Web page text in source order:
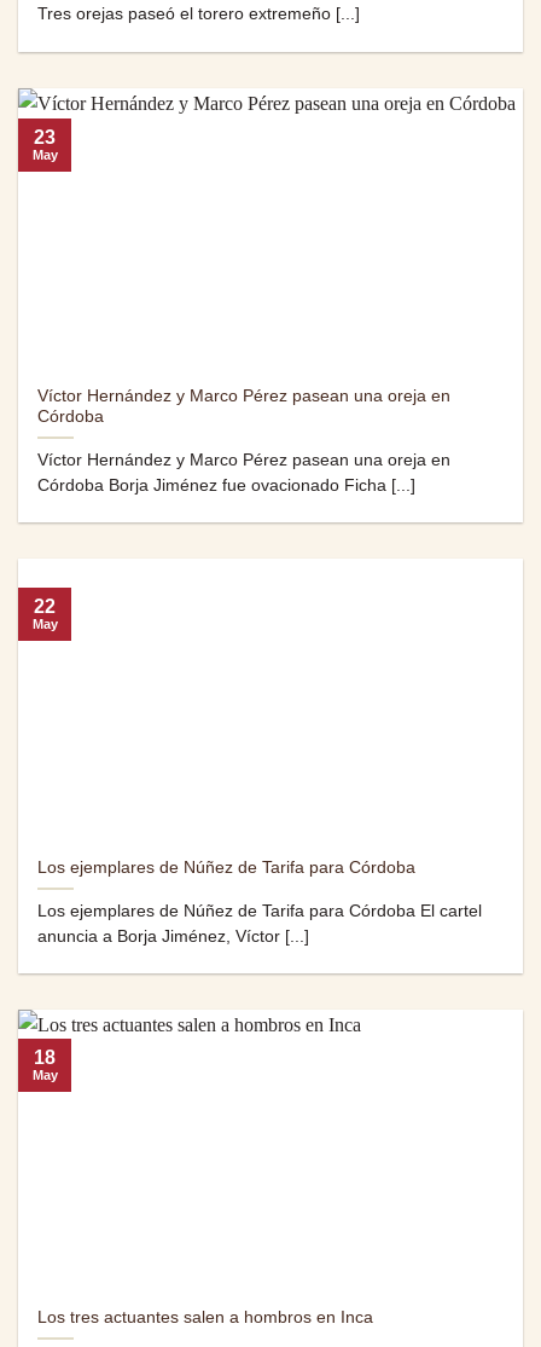
Tres orejas paseó el torero extremeño [...]
Víctor Hernández y Marco Pérez pasean una oreja en
Córdoba
Víctor Hernández y Marco Pérez pasean una oreja en
Córdoba Borja Jiménez fue ovacionado Ficha [...]
23
May
Los ejemplares de Núñez de Tarifa para Córdoba
Los ejemplares de Núñez de Tarifa para Córdoba El cartel
anuncia a Borja Jiménez, Víctor [...]
22
May
Los tres actuantes salen a hombros en Inca
18
May